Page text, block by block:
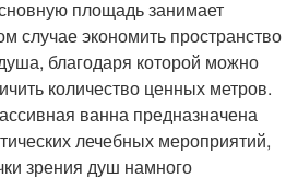
площадь занимает
случае экономить пространство
благодаря которой можно
количество ценных метров.
ванна предназначена
лечебных мероприятий,
зрения душ намного